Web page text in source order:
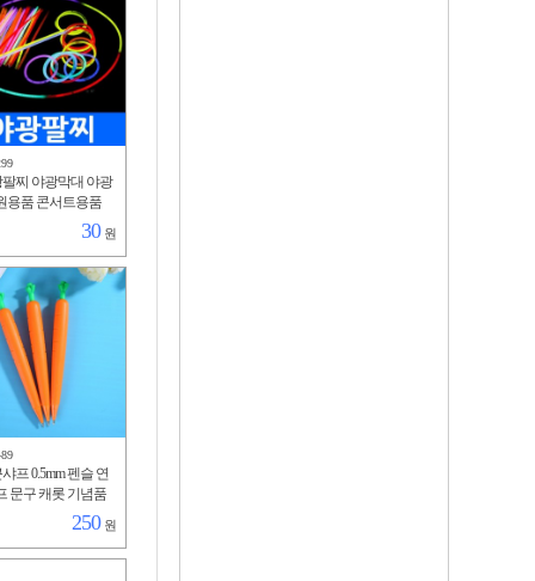
팔찌 야광막대 야광
용품 콘서트용품
제 클럽 형광봉 스
30 원
프 0.5mm 펜슬 연
문구 캐롯 기념품
사은품 행사 당근
용 인쇄가능250 원